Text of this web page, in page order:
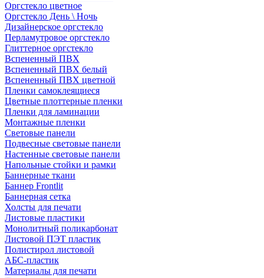
Оргстекло цветное
Оргстекло День \ Ночь
Дизайнерское оргстекло
Перламутровое оргстекло
Глиттерное оргстекло
Вспененный ПВХ
Вспененный ПВХ белый
Вспененный ПВХ цветной
Пленки самоклеящиеся
Цветные плоттерные пленки
Пленки для ламинации
Монтажные пленки
Световые панели
Подвесные световые панели
Настенные световые панели
Напольные стойки и рамки
Баннерные ткани
Баннер Frontlit
Баннерная сетка
Холсты для печати
Листовые пластики
Монолитный поликарбонат
Листовой ПЭТ пластик
Полистирол листовой
АБС-пластик
Материалы для печати